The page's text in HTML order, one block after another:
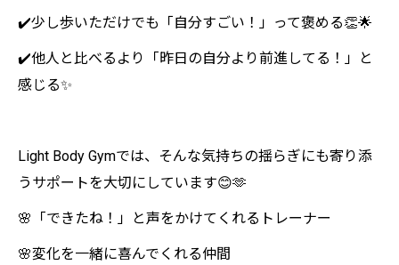
✔️少し歩いただけでも「自分すごい！」って褒める👏🌟
✔️他人と比べるより「昨日の自分より前進してる！」と
感じる✨
Light Body Gymでは、そんな気持ちの揺らぎにも寄り添
うサポートを大切にしています😊🫶
🌸「できたね！」と声をかけてくれるトレーナー
🌸変化を一緒に喜んでくれる仲間